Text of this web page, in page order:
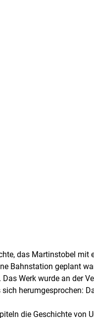
das Martinstobel mit
Bahnstation geplant
Werk wurde an der
herumgesprochen:
die Geschichte von